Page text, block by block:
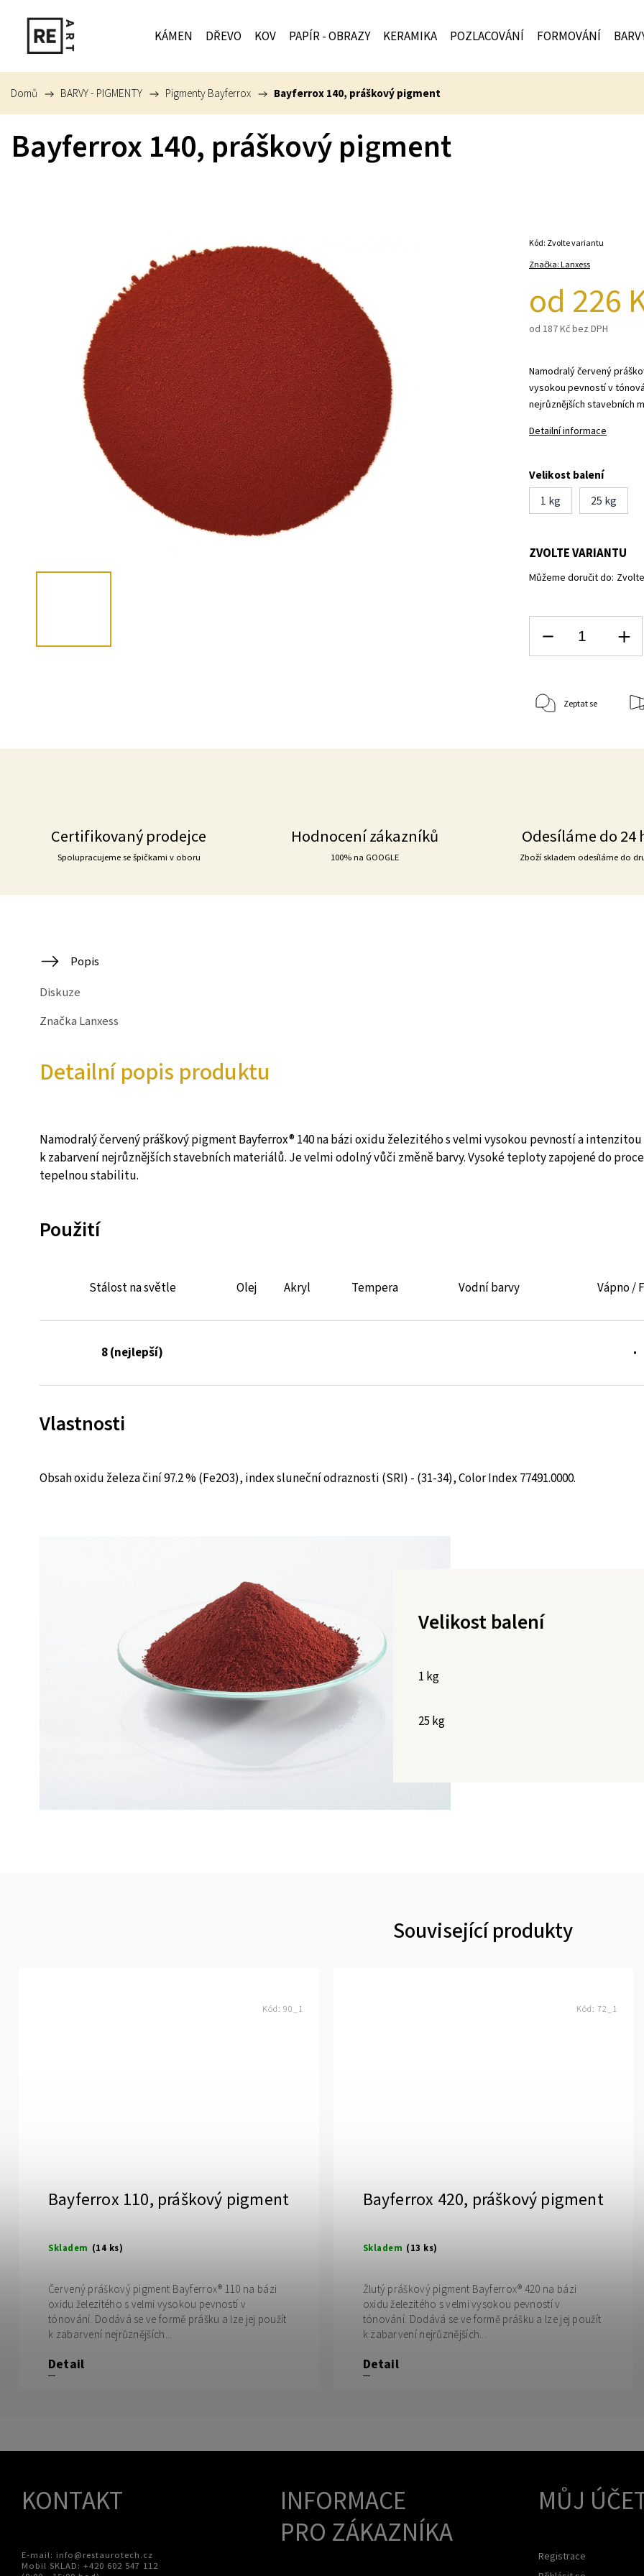
KÁMEN DŘEVO KOV PAPÍR - OBRAZY KERAMIKA POZLACOVÁNÍ FORMOVÁNÍ
Domů / BARVY - PIGMENTY / Pigmenty Bayferrox / Bayferrox 140, práškový pigment
Bayferrox 140, práškový pigment
Značka: Lanxess
od 226
od 187 Kčbez DPH
Kód: Zvolte variantu
Namodralý červený
vysokou pevností v
nejrůznějších stavebních
Detailní informace
Velikost balení
1 kg
25 kg
ZVOLTE VARIANTU
Můžeme doručit do:
Zeptat se
Certifikovaný prodejce
Spolupracujeme se špičkami v oboru
Hodnocení zákazníků
100% na GOOGLE
Odesíláme do 24
Zboží skladem odesíláme do
Popis
Diskuze
Značka Lanxess
Detailní popis produktu
Namodralý červený práškový pigment Bayferrox® 140 na bázi oxidu železitého s velmi vysokou pevností a
k zabarvení nejrůznějších stavebních materiálů. Je velmi odolný vůči změně barvy. Vysoké teploty zapojené do
tepelnou stabilitu.
Použití
Stálost na světle Olej Akryl Tempera Vodní barvy Vápno /
8 (nejlepší) •
Vlastnosti
Obsah oxidu železa činí 97.2 % (Fe2O3), index sluneční odraznosti (SRI) - (31-34), Color Index 77491.0000.
Velikost balení
1 kg
25 kg
Související produkty
Bayferrox 110, práškový pigment
Skladem (14 ks)
Detail
Červený práškový pigment Bayferrox® 110 na bázi
oxidu železitého s velmi vysokou pevností v
tónování. Dodává se ve formě prášku a lze jej použít
k zabarvení nejrůznějších...
Kód: 90_1
Bayferrox 420, práškový pigment
Skladem (13 ks)
Detail
Žlutý práškový pigment Bayferrox® 420 na bázi
oxidu železitého s velmi vysokou pevností v
tónování. Dodává se ve formě prášku a lze jej použít
k zabarvení nejrůznějších...
Kód:72_1
KONTAKT
E-mail: info@restaurotech.cz
Mobil SKLAD: +420 602 547 112
INFORMACE
PRO ZÁKAZNÍKA
MŮJ
Registrace